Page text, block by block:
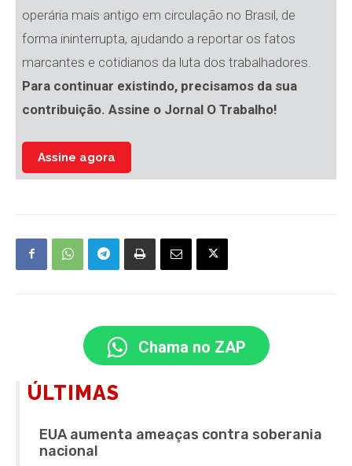
operária mais antigo em circulação no Brasil, de
forma ininterrupta, ajudando a reportar os fatos
marcantes e cotidianos da luta dos trabalhadores.
Para continuar existindo, precisamos da sua
contribuição. Assine o Jornal O Trabalho!
Assine agora
Chama no ZAP
ÚLTIMAS
EUA aumenta ameaças contra soberania
nacional